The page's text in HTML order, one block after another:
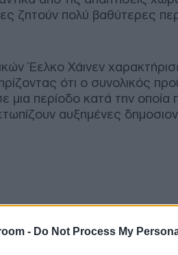
- Do Not Process My
ζητούν πολύ βαθύτερες
Έελκο Χάινεν
ότι ο συνολικός
μια περίοδο κατά την οποία
αυξημένες